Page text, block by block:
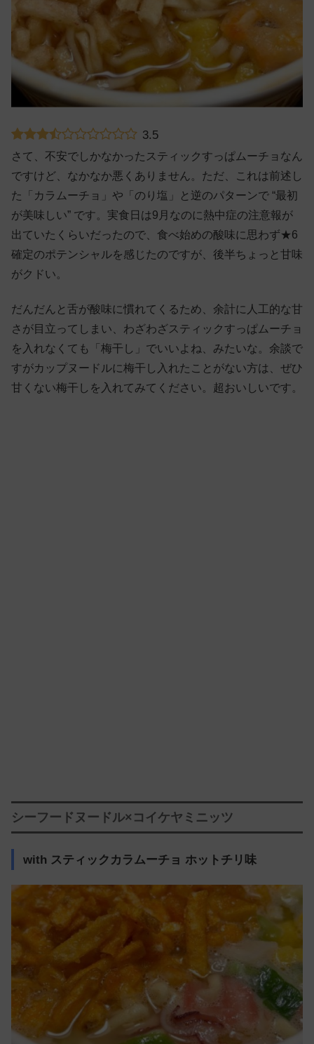
3.5
さて、不安でしかなかったスティックすっぱムーチョなん
ですけど、なかなか悪くありません。ただ、これは前述し
た「カラムーチョ」や「のり塩」と逆のパターンで “最初
が美味しい” です。実食日は9月なのに熱中症の注意報が
出ていたくらいだったので、食べ始めの酸味に思わず★6
確定のポテンシャルを感じたのですが、後半ちょっと甘味
がクドい。
だんだんと舌が酸味に慣れてくるため、余計に人工的な甘
さが目立ってしまい、わざわざスティックすっぱムーチョ
を入れなくても「梅干し」でいいよね、みたいな。余談で
すがカップヌードルに梅干し入れたことがない方は、ぜひ
甘くない梅干しを入れてみてください。超おいしいです。
シーフードヌードル×コイケヤミニッツ
with スティックカラムーチョ ホットチリ味